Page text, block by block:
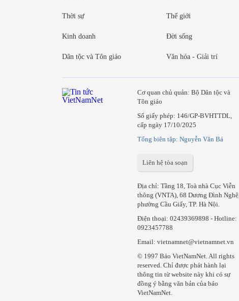
Thời sự
Kinh doanh
Dân tộc và Tôn giáo
Thế giới
Đời sống
Văn hóa - Giải trí
Cơ quan chủ quản: Bộ Dân tộc và
Tôn giáo
Số giấy phép: 146/GP-BVHTTDL,
cấp ngày 17/10/2025
Tổng biên tập: Nguyễn Văn Bá
Liên hệ tòa soạn
Địa chỉ: Tầng 18, Toà nhà Cục Viễn
thông (VNTA), 68 Dương Đình Nghệ,
phường Cầu Giấy, TP. Hà Nội.
Điện thoại:02439369898 - Hotline:
0923457788
Email: vietnamnet@vietnamnet.vn
© 1997 Báo VietNamNet. All rights
reserved. Chỉ được phát hành lại
thông tin từ website này khi có sự
đồng ý bằng văn bản của báo
VietNamNet.